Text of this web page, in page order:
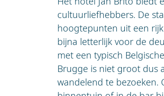
cultuurliefhebbers. De
hoogtepunten uit een
bijna letterlijk voor de
met een typisch
Brugge is niet groot dus
wandelend te bezoeken.